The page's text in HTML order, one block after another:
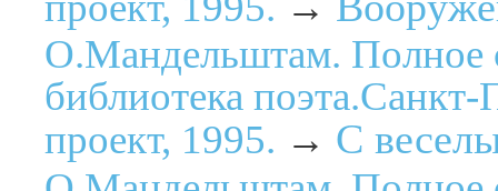
О.Мандельштам. Полное
библиотека
проект, 1995. → С